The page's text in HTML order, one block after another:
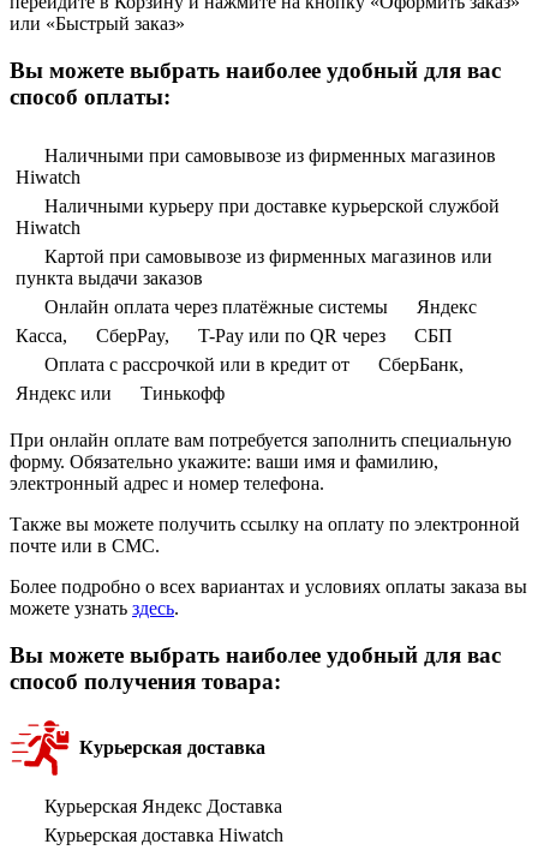
или «Быстрый заказ»
Вы можете выбрать наиболее удобный для вас
способ оплаты:
Наличными при самовывозе из фирменных магазинов
Hiwatch
Наличными курьеру при доставке курьерской службой
Hiwatch
Картой при самовывозе из фирменных магазинов или
пункта выдачи заказов
Онлайн оплата через платёжные системы
Яндекс
Касса,
СберPay, T-Pay или по QR через
СБП
Оплата с рассрочкой или в кредит от
СберБанк,
Яндекс или
Тинькофф
При онлайн оплате вам потребуется заполнить специальную
форму. Обязательно укажите: ваши имя и фамилию,
электронный адрес и номер телефона.
Также вы можете получить ссылку на оплату по электронной
почте или в СМС.
Более подробно о всех вариантах и условиях оплаты заказа вы
можете узнать здесь.
Вы можете выбрать наиболее удобный для вас
способ получения товара:
Курьерская доставка
Курьерская Яндекс Доставка
Курьерская доставка Hiwatch